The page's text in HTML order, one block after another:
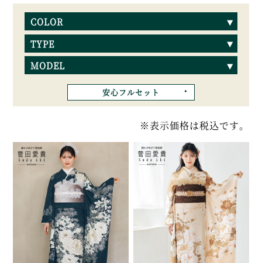
COLOR
TYPE
MODEL
安心フルセット
※表示価格は税込です。